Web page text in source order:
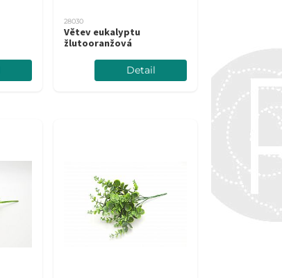
28030
Větev eukalyptu
žlutooranžová
Detail